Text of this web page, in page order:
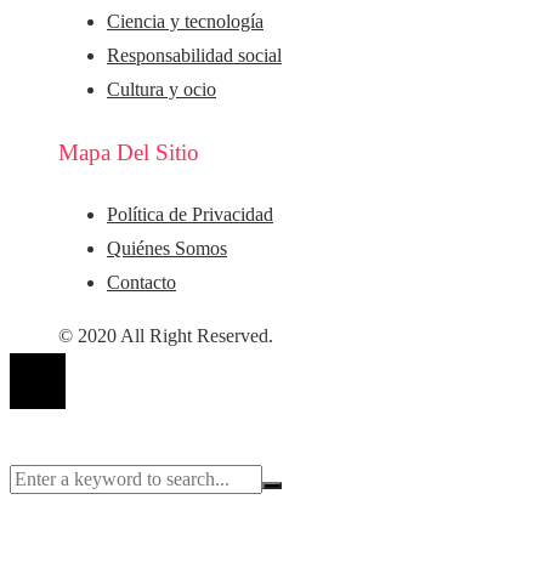
Ciencia y tecnología
Responsabilidad social
Cultura y ocio
Mapa Del Sitio
Política de Privacidad
Quiénes Somos
Contacto
© 2020 All Right Reserved.